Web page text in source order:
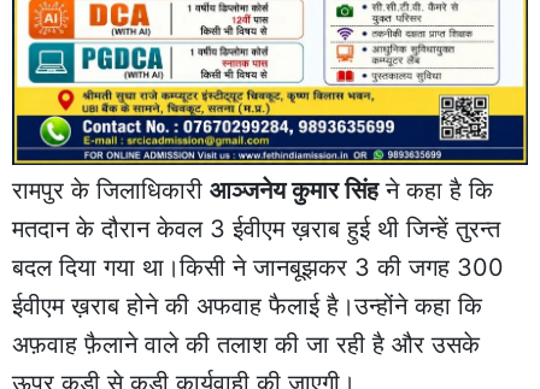
रामपुर के जिलाधिकारी आञ्जनेय कुमार सिंहने कहा है कि
मतदान के दौरान केवल 3 ईवीएम ख़राब हुई थी जिन्हें तुरन्त
बदल दिया गया था।किसी ने जानबूझकर 3 की जगह 300
ईवीएम ख़राब होने की अफवाह फैलाई है।उन्होंने कहा कि
अफ़वाह फ़ैलाने वाले की तलाश की जा रही है और उसके
ऊपर कड़ी से कड़ी कार्यवाही की जाएगी।